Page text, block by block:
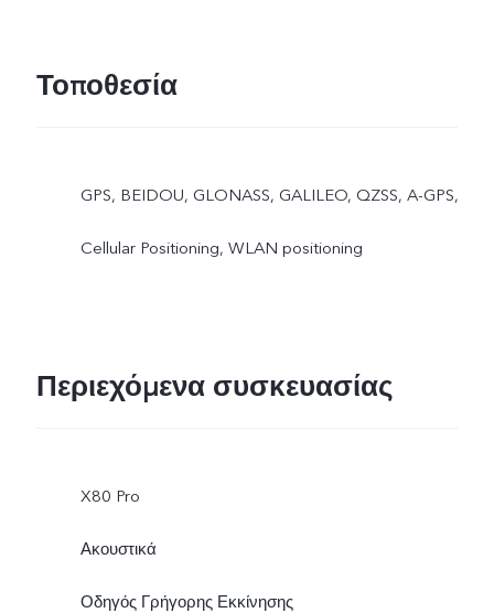
Τοποθεσία
GPS, BEIDOU, GLONASS, GALILEO, QZSS, A-GPS,
Cellular Positioning, WLAN positioning
Περιεχόμενα συσκευασίας
X80 Pro
Ακουστικά
Οδηγός Γρήγορης Εκκίνησης